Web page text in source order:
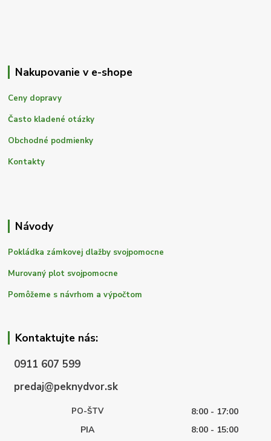
Nakupovanie v e-shope
Ceny dopravy
Často kladené otázky
Obchodné podmienky
Kontakty
Návody
Pokládka zámkovej dlažby svojpomocne
Murovaný plot svojpomocne
Pomôžeme s návrhom a výpočtom
Kontaktujte nás:
0911 607 599
predaj@peknydvor.sk
PO-ŠTV
8:00 - 17:00
PIA
8:00 - 15:00